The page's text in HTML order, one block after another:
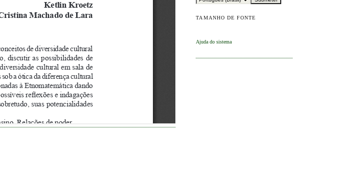
TAMANHO DE FONTE
Ajuda do sistema